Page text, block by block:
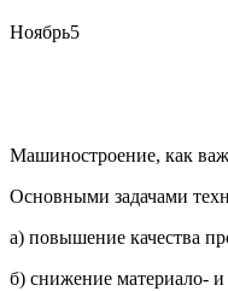
Ноябрь5
Машиностроение, как
Основными задачами
а) повышение качества
б) снижение материало- и